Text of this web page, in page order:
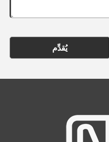
يُقدِّم